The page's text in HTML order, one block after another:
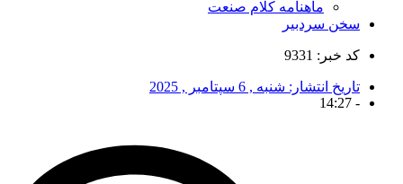
ماهنامه کلام صنعت
سخن سردبیر
کد خبر: 9331
تاریخ انتشار: شنبه , 6 سپتامبر , 2025
-
14:27